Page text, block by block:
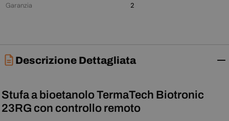
Garanzia 2
Descrizione Dettagliata
Stufa a bioetanolo TermaTech Biotronic
23RG con controllo remoto